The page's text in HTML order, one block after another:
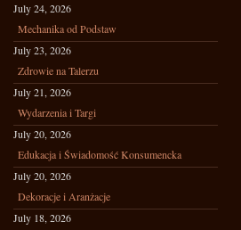
July 24, 2026
Mechanika od Podstaw
July 23, 2026
Zdrowie na Talerzu
July 21, 2026
Wydarzenia i Targi
July 20, 2026
Edukacja i Świadomość Konsumencka
July 20, 2026
Dekoracje i Aranżacje
July 18, 2026